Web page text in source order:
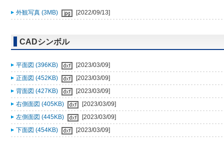
外観写真 (3MB) [2022/09/13]
CADシンボル
平面図 (396KB)
[2023/03/09]
正面図 (452KB)
[2023/03/09]
背面図 (427KB)
[2023/03/09]
右側面図 (405KB)
[2023/03/09]
左側面図 (445KB)
[2023/03/09]
下面図 (454KB)
[2023/03/09]